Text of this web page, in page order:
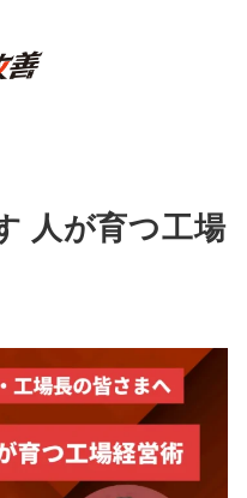
人が育つ工場